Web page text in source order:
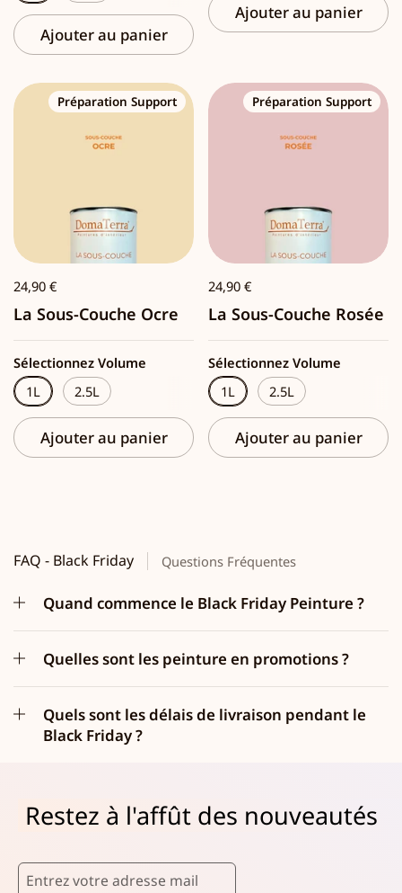
Ajouter au panier
Ajouter au panier
24,90 €
La Sous-Couche Ocre
Sélectionnez Volume
1L
2.5L
Ajouter au panier
Préparation Support
24,90 €
La Sous-Couche Rosée
Sélectionnez Volume
1L
2.5L
Ajouter au panier
Préparation Support
FAQ - Black Friday Questions Fréquentes
Quand commence le Black Friday Peinture ?
Quelles sont les peinture en promotions ?
Quels sont les délais de livraison pendant le
Black Friday ?
Restez à l'affût des nouveautés